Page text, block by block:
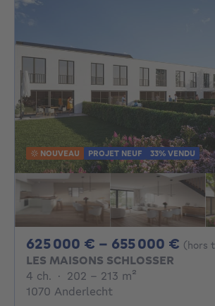
NOUVEAU PROJET NEUF 33% VENDU
625 000 € - 655 000 € De
(hors
LES MAISONS SCHLOSSER
4 ch. 4 chambres
· 202 - 213 m²
1070 Anderlecht